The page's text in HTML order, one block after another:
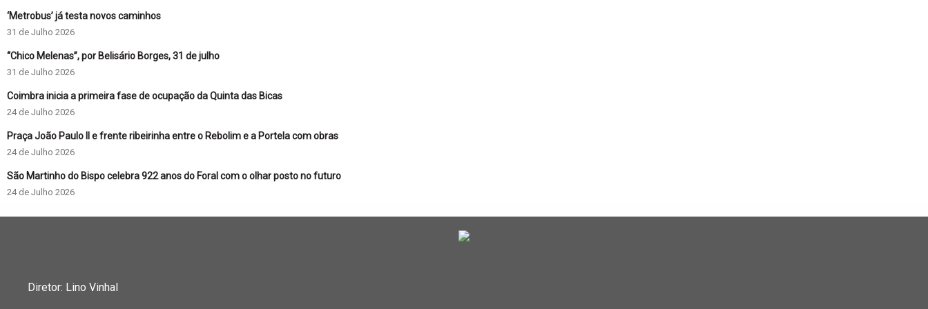
‘Metrobus’ já testa novos caminhos
31 de Julho 2026
“Chico Melenas”, por Belisário Borges, 31 de julho
31 de Julho 2026
Coimbra inicia a primeira fase de ocupação da Quinta das Bicas
24 de Julho 2026
Praça João Paulo II e frente ribeirinha entre o Rebolim e a Portela com obras
24 de Julho 2026
São Martinho do Bispo celebra 922 anos do Foral com o olhar posto no futuro
24 de Julho 2026
Diretor: Lino Vinhal